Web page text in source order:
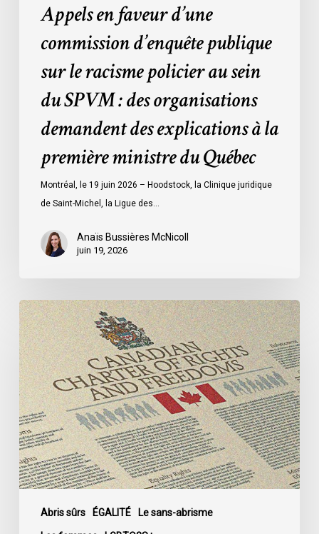
SPVM
organisations
explications
première
ministre
Québec
Appels en faveur d’une
commission d’enquête publique
sur le racisme policier au sein
du SPVM : des organisations
demandent des explications à la
première ministre du Québec
Montréal, le 19 juin 2026 – Hoodstock, la Clinique juridique
de Saint-Michel, la Ligue des…
Anaïs Bussières McNicoll
juin 19, 2026
Abris sûrs ÉGALITÉ Le sans-abrisme
Dans
une
contribution
adressée
au
Parlement,
l’ACLC
plaide
en
faveur
accès